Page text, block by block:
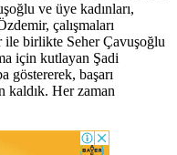
ve üye kadınları,
çalışmaları
ile birlikte Seher Çavuşoğlu
için kutlayan Şadi
göstererek, başarı
kaldık. Her zaman